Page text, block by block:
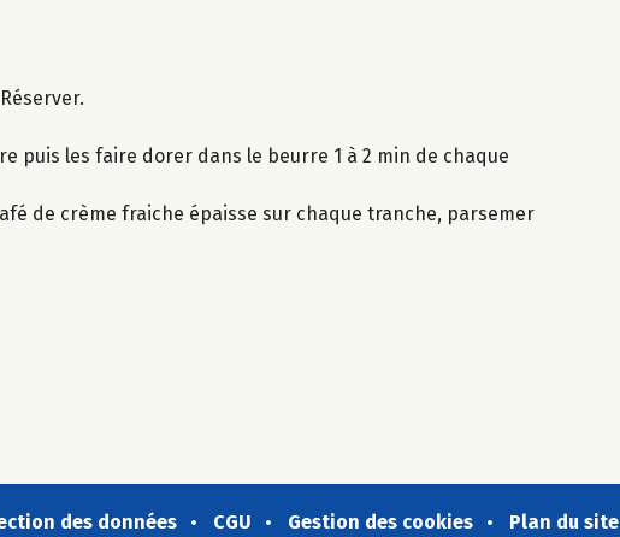
puis les faire dorer dans le beurre 1 à 2 min de chaque
de crème fraiche épaisse sur chaque tranche, parsemer
des données CGU Gestion des cookies Plan du site